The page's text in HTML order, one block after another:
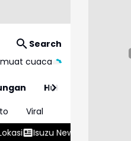
Search
cuaca
Hukum
Viral
Hadir di GIIAS 2026 dengan